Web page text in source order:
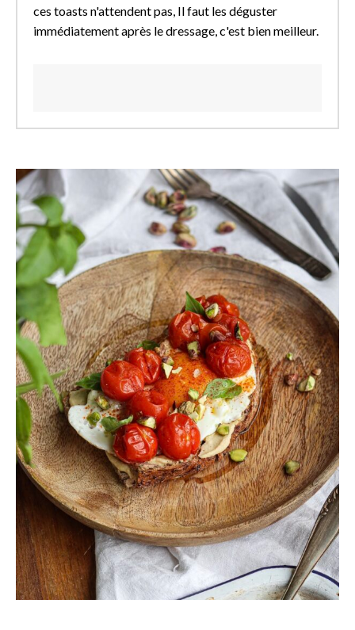
ces toasts n'attendent pas, Il faut les déguster
immédiatement après le dressage, c'est bien meilleur.